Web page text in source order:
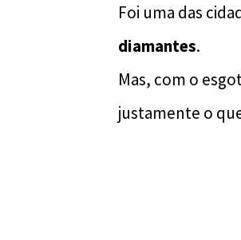
Foi uma das
diamantes.
Mas, com o
justamente o